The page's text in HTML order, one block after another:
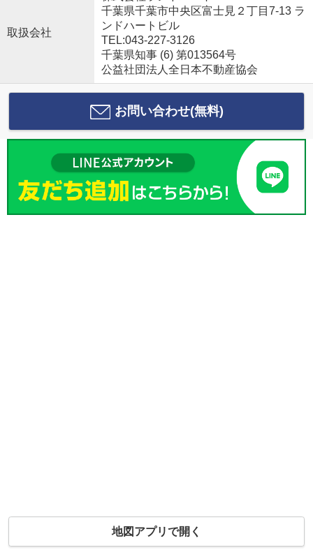
取扱会社
千葉県千葉市中央区富士見２丁目7-13 ラ
ンドハートビル
TEL:043-227-3126
千葉県知事 (6) 第013564号
公益社団法人全日本不動産協会
お問い合わせ(無料)
地図アプリで開く